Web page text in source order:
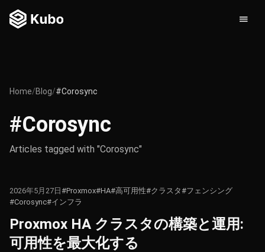
Home/Blog/#Corosync
#Corosync
Articles tagged with "Corosync"
2026年5月27日 #Proxmox#HA#高可用性#クラスタ#フェンシング
#Corosync#インフラ
Proxmox HA クラスタの構築と運用:
可用性を最大化する